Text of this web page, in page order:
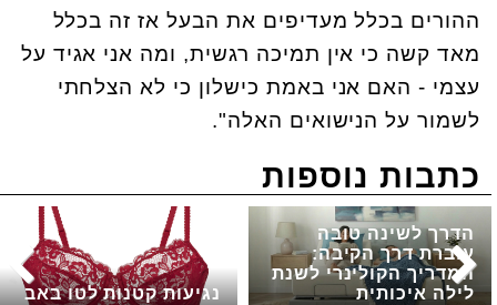
ההורים בכלל מעדיפים את הבעל אז זה בכלל
מאד קשה כי אין תמיכה רגשית, ומה אני אגיד על
עצמי - האם אני באמת כישלון כי לא הצלחתי
לשמור על הנישואים האלה".
כתבות נוספות
נגיעות קטנות לטו באב
הדרך לשינה טובה
עוברת דרך הקיבה:
המדריך הקולינרי לשנת
לילה איכותית